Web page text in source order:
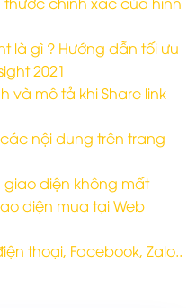
là gì ? Hướng dẫn tối ưu
2021
và mô tả khi Share link
nội dung trên trang
diện không mất
diện mua tại Web
thoại, Facebook, Zalo..